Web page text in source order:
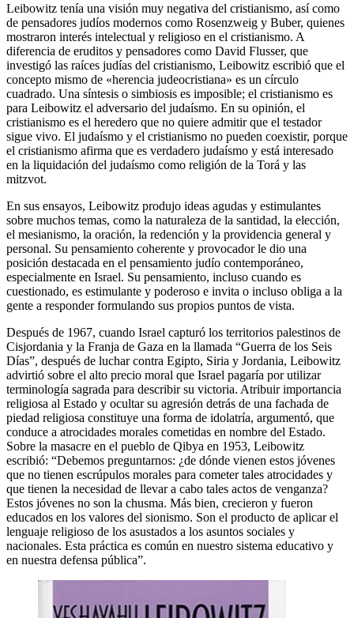
Leibowitz tenía una visión muy negativa del cristianismo, así como
de pensadores judíos modernos como Rosenzweig y Buber, quienes
mostraron interés intelectual y religioso en el cristianismo. A
diferencia de eruditos y pensadores como David Flusser, que
investigó las raíces judías del cristianismo, Leibowitz escribió que el
concepto mismo de «herencia judeocristiana» es un círculo
cuadrado. Una síntesis o simbiosis es imposible; el cristianismo es
para Leibowitz el adversario del judaísmo. En su opinión, el
cristianismo es el heredero que no quiere admitir que el testador
sigue vivo. El judaísmo y el cristianismo no pueden coexistir, porque
el cristianismo afirma que es verdadero judaísmo y está interesado
en la liquidación del judaísmo como religión de la Torá y las
mitzvot.
En sus ensayos, Leibowitz produjo ideas agudas y estimulantes
sobre muchos temas, como la naturaleza de la santidad, la elección,
el mesianismo, la oración, la redención y la providencia general y
personal. Su pensamiento coherente y provocador le dio una
posición destacada en el pensamiento judío contemporáneo,
especialmente en Israel. Su pensamiento, incluso cuando es
cuestionado, es estimulante y poderoso e invita o incluso obliga a la
gente a responder formulando sus propios puntos de vista.
Después de 1967, cuando Israel capturó los territorios palestinos de
Cisjordania y la Franja de Gaza en la llamada “Guerra de los Seis
Días”, después de luchar contra Egipto, Siria y Jordania, Leibowitz
advirtió sobre el alto precio moral que Israel pagaría por utilizar
terminología sagrada para describir su victoria. Atribuir importancia
religiosa al Estado y ocultar su agresión detrás de una fachada de
piedad religiosa constituye una forma de idolatría, argumentó, que
conduce a atrocidades morales cometidas en nombre del Estado.
Sobre la masacre en el pueblo de Qibya en 1953, Leibowitz
escribió: “Debemos preguntarnos: ¿de dónde vienen estos jóvenes
que no tienen escrúpulos morales para cometer tales atrocidades y
que tienen la necesidad de llevar a cabo tales actos de venganza?
Estos jóvenes no son la chusma. Más bien, crecieron y fueron
educados en los valores del sionismo. Son el producto de aplicar el
lenguaje religioso de los asustados a los asuntos sociales y
nacionales. Esta práctica es común en nuestro sistema educativo y
en nuestra defensa pública”.